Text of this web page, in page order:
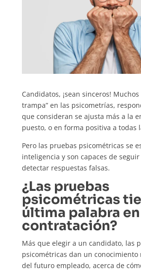
Candidatos, ¡sean sinceros!
trampa” en las psicometrías,
que consideran se ajusta más a la
puesto, o en forma positiva a todas
Pero las pruebas psicométricas se
inteligencia y son capaces de
detectar respuestas falsas.
¿Las pruebas
psicométricas
última palabra
contratación?
Más que elegir a un candidato, las
psicométricas dan un
del futuro empleado, acerca de